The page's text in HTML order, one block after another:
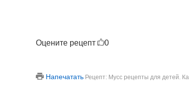
Оцените рецепт 0
Напечатать Рецепт: Мусс рецепты для детей.